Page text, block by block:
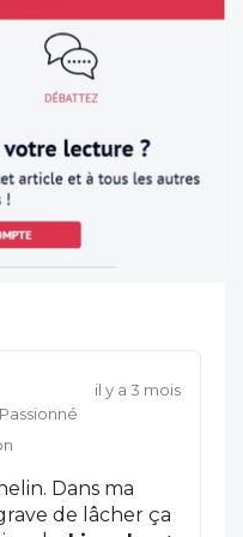
il y a 3 mois
Dans ma